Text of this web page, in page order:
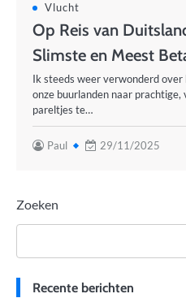
Vlucht
Op Reis van
Slimste en Meest
Ik steeds weer verwonderd
onze buurlanden naar
pareltjes te…
Paul 29/11/2025
Zoeken
Recente berichten